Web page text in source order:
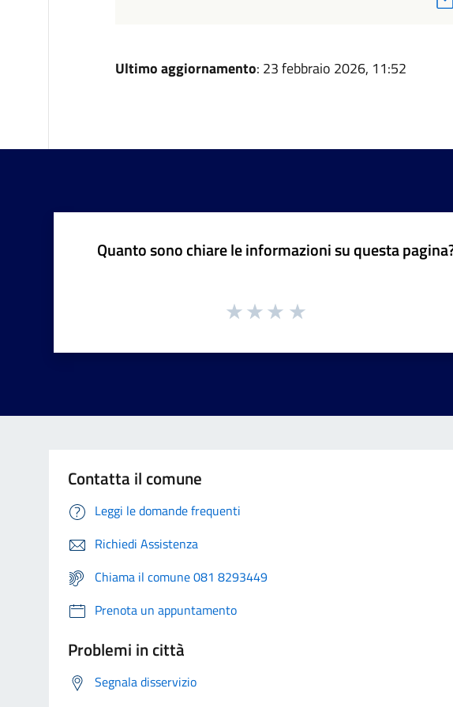
Ultimo aggiornamento: 23 febbraio 2026, 11:52
Quanto sono chiare le informazioni su questa
Contatta il comune
Leggi le domande frequenti
Richiedi Assistenza
Chiama il comune 081 8293449
Prenota un appuntamento
Problemi in città
Segnala disservizio